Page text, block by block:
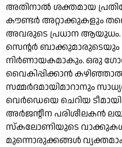
അതിനാൽ ശക്തമായ
കൗണ്ടർ അറ്റാക്കുകളും
അവരുടെ പ്രധാന ആയുധം.
സെന്റർ ബാക്കുമാരുടെയും
നിർണായകമാകും. ഒരു
വൈകിപ്പിക്കാൻ
സമ്മർദമായിമാറാനും
വെർഡെയെ ചെറിയ
അർജന്റീന പരിശീലകൻ
സ്കലോണിയുടെ
മുന്നൊരുക്കങ്ങൾ